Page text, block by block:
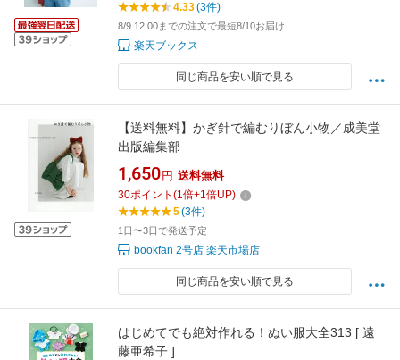
4.33(3件)
8/9 12:00までの注文で最短8/10お届け
楽天ブックス
同じ商品を安い順で見る
【送料無料】かぎ針で編むりぼん小物／成美堂
出版編集部
1,650 円 送料無料
30ポイント (1倍+1倍UP)
5(3件)
1日〜3日で発送予定
bookfan 2号店 楽天市場店
同じ商品を安い順で見る
はじめてでも絶対作れる！ぬい服大全313 [ 遠
藤亜希子 ]